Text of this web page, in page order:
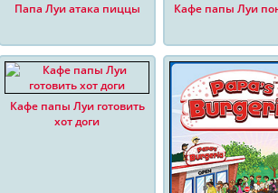
Папа Луи атака пиццы Кафе папы Луи
Кафе папы Луи готовить
хот доги